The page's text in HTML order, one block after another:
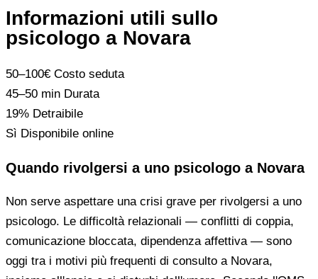
Informazioni utili sullo
psicologo a Novara
50–100€ Costo seduta
45–50 min Durata
19% Detraibile
Sì Disponibile online
Quando rivolgersi a uno psicologo a Novara
Non serve aspettare una crisi grave per rivolgersi a uno
psicologo. Le difficoltà relazionali — conflitti di coppia,
comunicazione bloccata, dipendenza affettiva — sono
oggi tra i motivi più frequenti di consulto a Novara,